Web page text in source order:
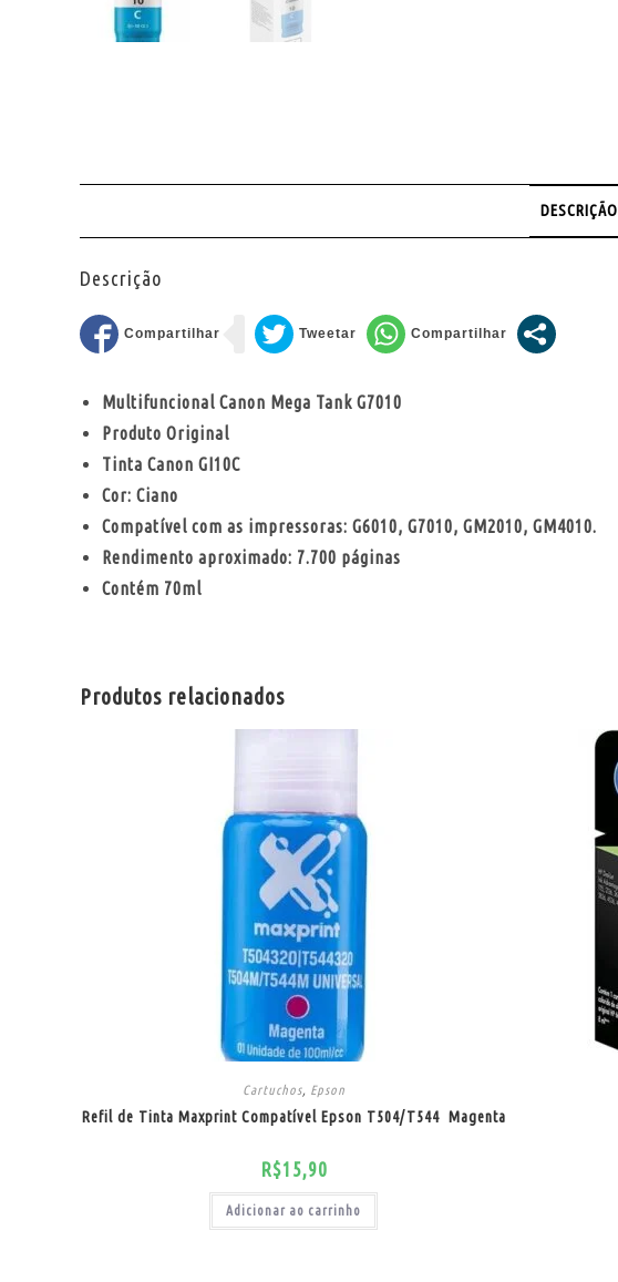
DESCRIÇÃO
Descrição
Multifuncional Canon Mega Tank G7010
Produto Original
Tinta Canon GI10C
Cor: Ciano
Compatível com as impressoras: G6010, G7010, GM2010, GM4010.
Rendimento aproximado: 7.700 páginas
Contém 70ml
Produtos relacionados
Cartuchos, Epson
Refil de Tinta Maxprint Compatível Epson T504/T544 ­ Magenta
R$15,90
Adicionar ao carrinho